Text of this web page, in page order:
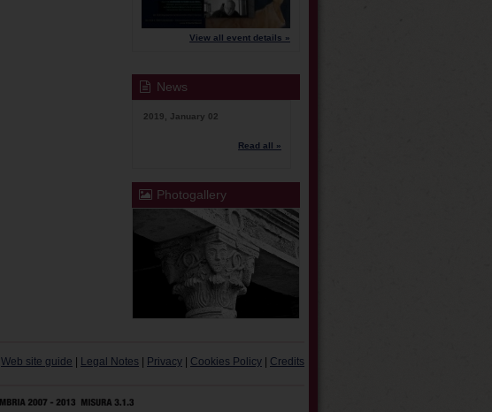
View all event details »
News
2019, January 02
Read all »
Photogallery
Web site guide Legal Notes Privacy Cookies Policy Credits